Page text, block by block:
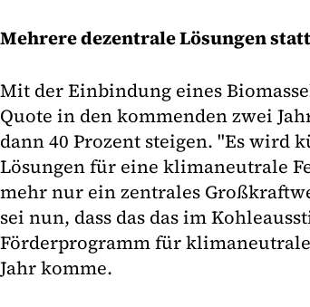
Mehrere dezentrale Lösungen
Mit der Einbindung eines
Quote in den kommenden zwei
dann 40 Prozent steigen. "Es wird
Lösungen für eine klimaneutrale
mehr nur ein zentrales
sei nun, dass das das im
Förderprogramm für
Jahr komme.